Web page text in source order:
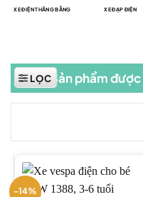
XE ĐIỆN THĂNG BẰNG XE ĐẠP ĐIỆN
Sản phẩm
LỌC
-14%